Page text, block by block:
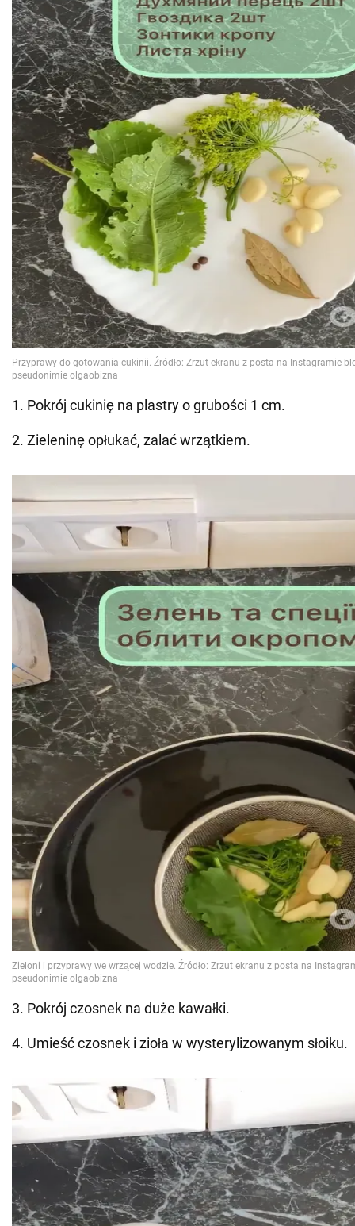
1. Pokrój cukinię na plastry o grubości 1 cm.
2. Zieleninę opłukać, zalać wrzątkiem.
3. Pokrój czosnek na duże kawałki.
4. Umieść czosnek i zioła w wysterylizowanym słoiku.